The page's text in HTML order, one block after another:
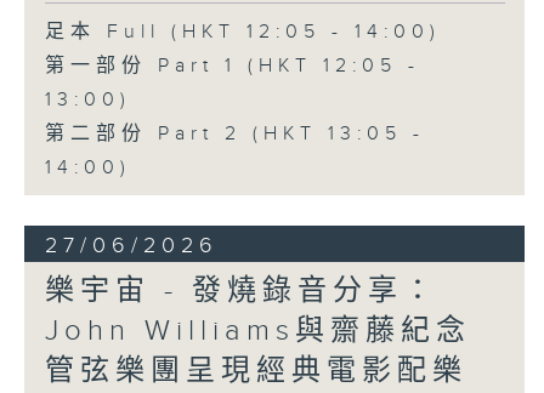
足本 Full (HKT 12:05 - 14:00)
第一部份 Part 1 (HKT 12:05 -
13:00)
第二部份 Part 2 (HKT 13:05 -
14:00)
27/06/2026
樂宇宙 - 發燒錄音分享：
John Williams與齋藤紀念
管弦樂團呈現經典電影配樂